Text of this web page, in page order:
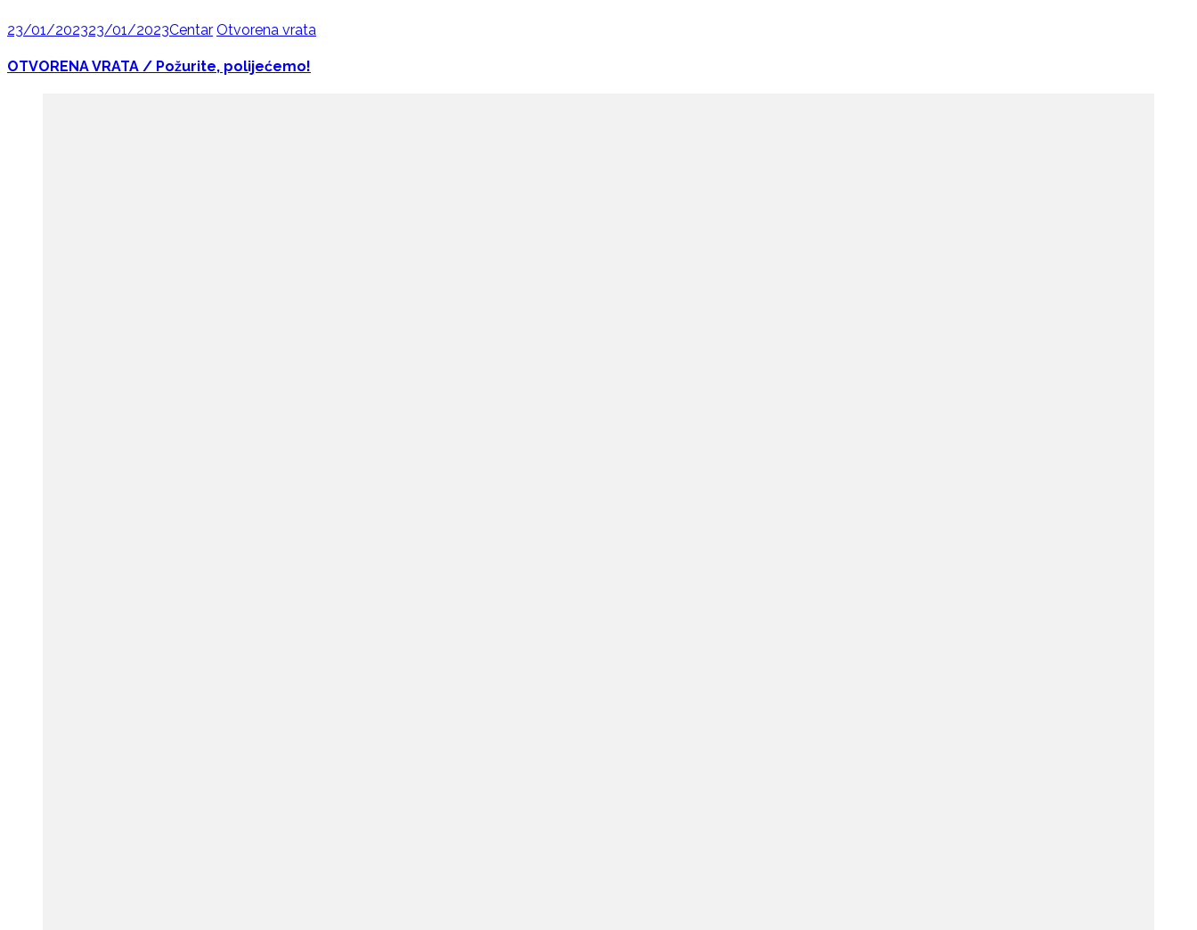
23/01/202323/01/2023Centar Otvorena vrata
OTVORENA VRATA / Požurite, polijećemo!